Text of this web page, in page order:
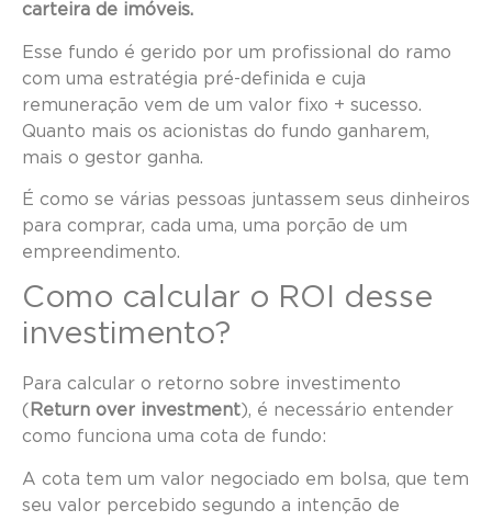
carteira de imóveis.
Esse fundo é gerido por um profissional do ramo
com uma estratégia pré-definida e cuja
remuneração vem de um valor fixo + sucesso.
Quanto mais os acionistas do fundo ganharem,
mais o gestor ganha.
É como se várias pessoas juntassem seus dinheiros
para comprar, cada uma, uma porção de um
empreendimento.
Como calcular o ROI desse
investimento?
Para calcular o retorno sobre investimento
( Return over investment), é necessário entender
como funciona uma cota de fundo:
A cota tem um valor negociado em bolsa, que tem
seu valor percebido segundo a intenção de